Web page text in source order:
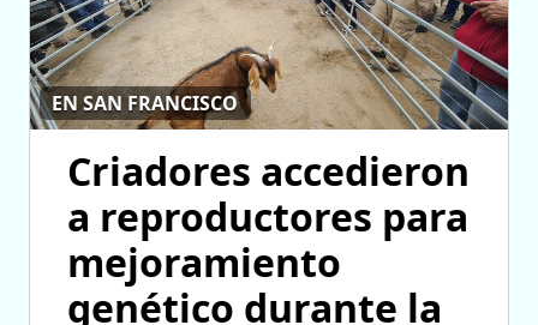
EN SAN FRANCISCO
Criadores accedieron
a reproductores para
mejoramiento
genético durante la